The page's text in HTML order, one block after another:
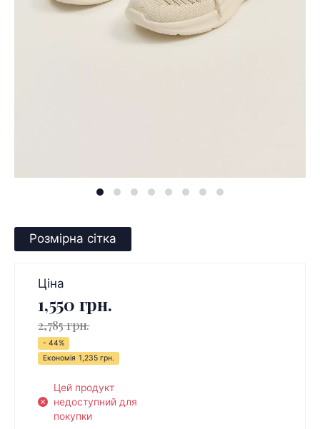
Розмірна сітка
Ціна
1,550 грн.
2,785 грн.
- 44%
Економія 1,235 грн.
Цей продукт
недоступний для
покупки